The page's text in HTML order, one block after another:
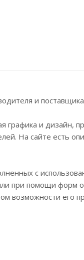
и
графика и дизайн,
На сайте есть
с
при помощи форм
возможности его